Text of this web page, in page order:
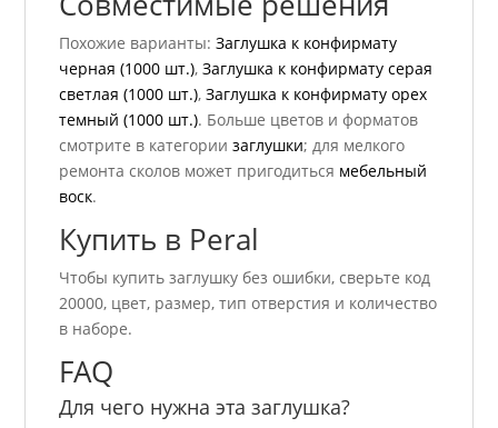
Похожие варианты:Заглушка к конфирмату
черная (1000 шт.),Заглушка к конфирмату серая
светлая (1000 шт.),Заглушка к конфирмату орех
темный (1000 шт.). Больше цветов и форматов
смотрите в категориизаглушки; для мелкого
ремонта сколов может пригодиться мебельный
воск.
Купить в Peral
Чтобы купить заглушку без ошибки, сверьте код
20000, цвет, размер, тип отверстия и количество
в наборе.
FAQ
Для чего нужна эта заглушка?